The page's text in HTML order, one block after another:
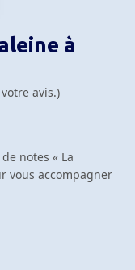
à
avis.)
notes « La
vous accompagner